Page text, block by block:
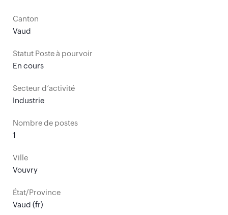
Canton
Vaud
Statut Poste à pourvoir
En cours
Secteur d’activité
Industrie
Nombre de postes
1
Ville
Vouvry
État/Province
Vaud (fr)